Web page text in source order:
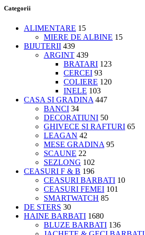
Categorii
ALIMENTARE 15
MIERE DE ALBINE 15
BIJUTERII 439
ARGINT 439
BRATARI 123
CERCEI 93
COLIERE 120
INELE 103
CASA SI GRADINA 447
BANCI 34
DECORATIUNI 50
GHIVECE SI RAFTURI 65
LEAGAN 42
MESE GRADINA 95
SCAUNE 22
SEZLONG 102
CEASURI F & B 196
CEASURI BARBATI 10
CEASURI FEMEI 101
SMARTWATCH 85
DE STERS 30
HAINE BARBATI 1680
BLUZE BARBATI 136